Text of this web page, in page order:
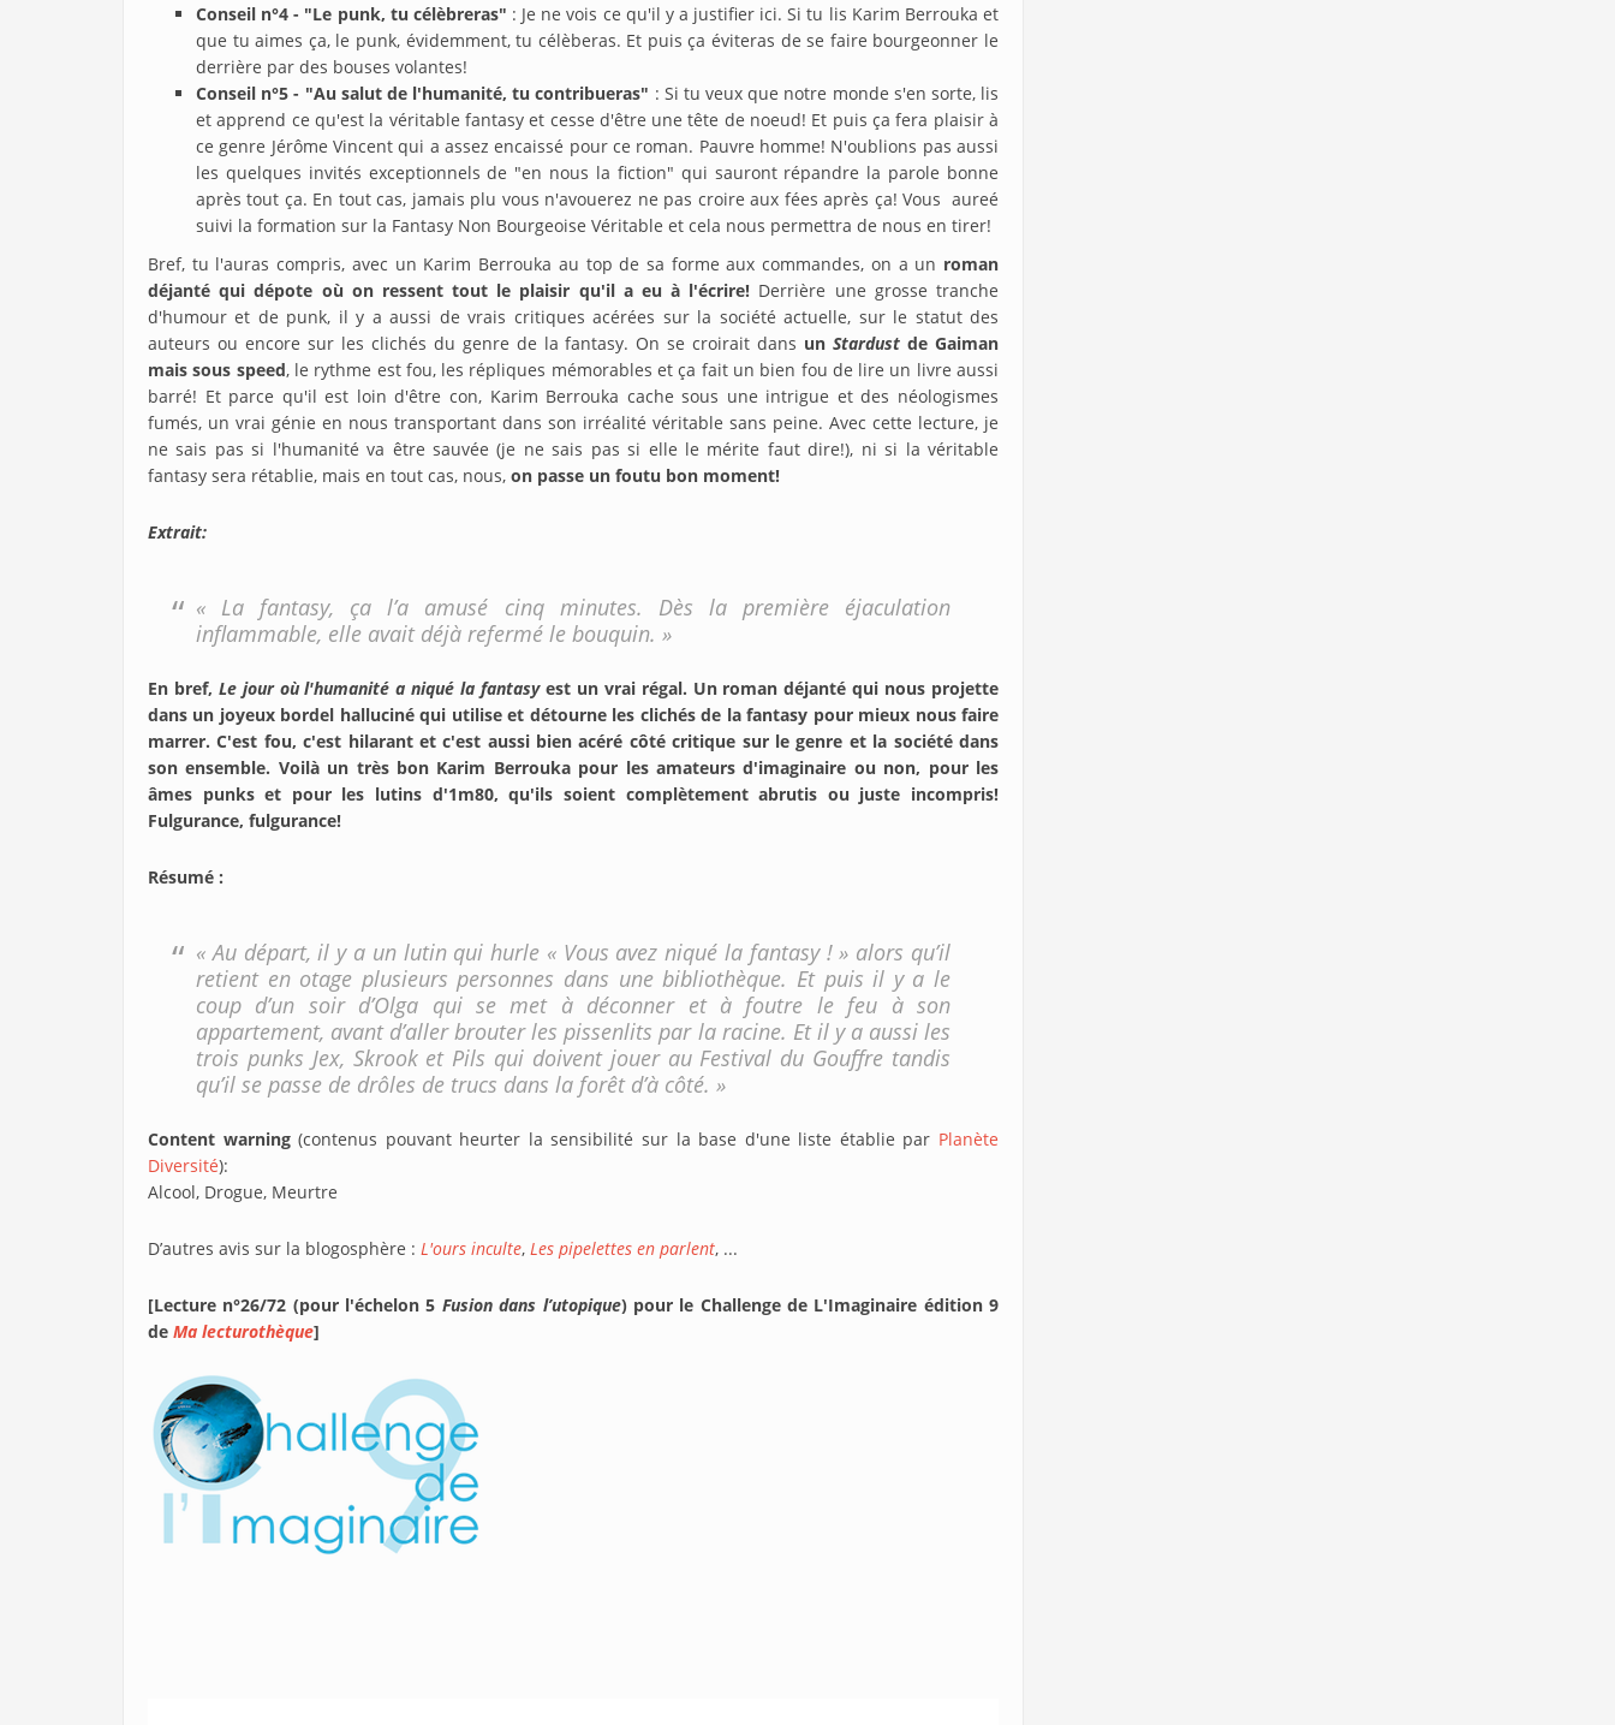
Conseil n°4 - "Le punk, tu célèbreras" : Je ne vois ce qu'il y a justifier ici. Si tu lis Karim Berrouka et
que tu aimes ça, le punk, évidemment, tu célèberas. Et puis ça éviteras de se faire bourgeonner le
derrière par des bouses volantes!
Conseil n°5 - "Au salut de l'humanité, tu contribueras" : Si tu veux que notre monde s'en sorte, lis
et apprend ce qu'est la véritable fantasy et cesse d'être une tête de noeud! Et puis ça fera plaisir à
ce genre Jérôme Vincent qui a assez encaissé pour ce roman. Pauvre homme! N'oublions pas aussi
les quelques invités exceptionnels de "en nous la fiction" qui sauront répandre la parole bonne
après tout ça. En tout cas, jamais plu vous n'avouerez ne pas croire aux fées après ça! Vous aureé
suivi la formation sur la Fantasy Non Bourgeoise Véritable et cela nous permettra de nous en tirer!
Bref, tu l'auras compris, avec un Karim Berrouka au top de sa forme aux commandes, on a un roman
déjanté qui dépote où on ressent tout le plaisir qu'il a eu à l'écrire! Derrière une grosse tranche
d'humour et de punk, il y a aussi de vrais critiques acérées sur la société actuelle, sur le statut des
auteurs ou encore sur les clichés du genre de la fantasy. On se croirait dans unStardustde Gaiman
mais sous speed, le rythme est fou, les répliques mémorables et ça fait un bien fou de lire un livre aussi
barré! Et parce qu'il est loin d'être con, Karim Berrouka cache sous une intrigue et des néologismes
fumés, un vrai génie en nous transportant dans son irréalité véritable sans peine. Avec cette lecture, je
ne sais pas si l'humanité va être sauvée (je ne sais pas si elle le mérite faut dire!), ni si la véritable
fantasy sera rétablie, mais en tout cas, nous, on passe un foutu bon moment!
Extrait:
« La fantasy, ça l’a amusé cinq minutes. Dès la première éjaculation
inflammable, elle avait déjà refermé le bouquin. »
En bref, Le jour où l'humanité a niqué la fantasyest un vrai régal. Un roman déjanté qui nous projette
dans un joyeux bordel halluciné qui utilise et détourne les clichés de la fantasy pour mieux nous faire
marrer. C'est fou, c'est hilarant et c'est aussi bien acéré côté critique sur le genre et la société dans
son ensemble. Voilà un très bon Karim Berrouka pour les amateurs d'imaginaire ou non, pour les
âmes punks et pour les lutins d'1m80, qu'ils soient complètement abrutis ou juste incompris!
Fulgurance, fulgurance!
Résumé :
« Au départ, il y a un lutin qui hurle « Vous avez niqué la fantasy ! » alors qu’il
retient en otage plusieurs personnes dans une bibliothèque. Et puis il y a le
coup d’un soir d’Olga qui se met à déconner et à foutre le feu à son
appartement, avant d’aller brouter les pissenlits par la racine. Et il y a aussi les
trois punks Jex, Skrook et Pils qui doivent jouer au Festival du Gouffre tandis
qu’il se passe de drôles de trucs dans la forêt d’à côté. »
Content warning(contenus pouvant heurter la sensibilité sur la base d'une liste établie par Planète
Diversité):
Alcool, Drogue, Meurtre
D’autres avis sur la blogosphère : L'ours inculte, Les pipelettes en parlent, ...
[Lecture n°26/72 (pour l'échelon 5 Fusion dans l’utopique) pour le Challenge de L'Imaginaire édition 9
de Ma lecturothèque]